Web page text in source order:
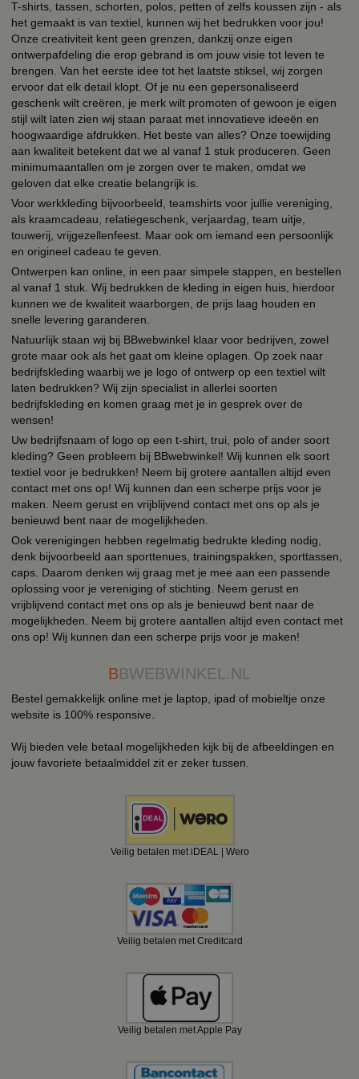
T-shirts, tassen, schorten, polos, petten of zelfs koussen zijn - als
het gemaakt is van textiel, kunnen wij het bedrukken voor jou!
Onze creativiteit kent geen grenzen, dankzij onze eigen
ontwerpafdeling die erop gebrand is om jouw visie tot leven te
brengen. Van het eerste idee tot het laatste stiksel, wij zorgen
ervoor dat elk detail klopt. Of je nu een gepersonaliseerd
geschenk wilt creëren, je merk wilt promoten of gewoon je eigen
stijl wilt laten zien wij staan paraat met innovatieve ideeën en
hoogwaardige afdrukken. Het beste van alles? Onze toewijding
aan kwaliteit betekent dat we al vanaf 1 stuk produceren. Geen
minimumaantallen om je zorgen over te maken, omdat we
geloven dat elke creatie belangrijk is.
Voor werkkleding bijvoorbeeld, teamshirts voor jullie vereniging,
als kraamcadeau, relatiegeschenk, verjaardag, team uitje,
touwerij, vrijgezellenfeest. Maar ook om iemand een persoonlijk
en origineel cadeau te geven.
Ontwerpen kan online, in een paar simpele stappen, en bestellen
al vanaf 1 stuk. Wij bedrukken de kleding in eigen huis, hierdoor
kunnen we de kwaliteit waarborgen, de prijs laag houden en
snelle levering garanderen.
Natuurlijk staan wij bij BBwebwinkel klaar voor bedrijven, zowel
grote maar ook als het gaat om kleine oplagen. Op zoek naar
bedrijfskleding waarbij we je logo of ontwerp op een textiel wilt
laten bedrukken? Wij zijn specialist in allerlei soorten
bedrijfskleding en komen graag met je in gesprek over de
wensen!
Uw bedrijfsnaam of logo op een t-shirt, trui, polo of ander soort
kleding? Geen probleem bij BBwebwinkel! Wij kunnen elk soort
textiel voor je bedrukken! Neem bij grotere aantallen altijd even
contact met ons op! Wij kunnen dan een scherpe prijs voor je
maken. Neem gerust en vrijblijvend contact met ons op als je
benieuwd bent naar de mogelijkheden.
Ook verenigingen hebben regelmatig bedrukte kleding nodig,
denk bijvoorbeeld aan sporttenues, trainingspakken, sporttassen,
caps. Daarom denken wij graag met je mee aan een passende
oplossing voor je vereniging of stichting. Neem gerust en
vrijblijvend contact met ons op als je benieuwd bent naar de
mogelijkheden. Neem bij grotere aantallen altijd even contact met
ons op! Wij kunnen dan een scherpe prijs voor je maken!
BBWEBWINKEL.NL
Bestel gemakkelijk online met je laptop, ipad of mobieltje onze
website is 100% responsive.
Wij bieden vele betaal mogelijkheden kijk bij de afbeeldingen en
jouw favoriete betaalmiddel zit er zeker tussen.
Veilig betalen met iDEAL | Wero
Veilig betalen met Creditcard
Veilig betalen met Apple Pay